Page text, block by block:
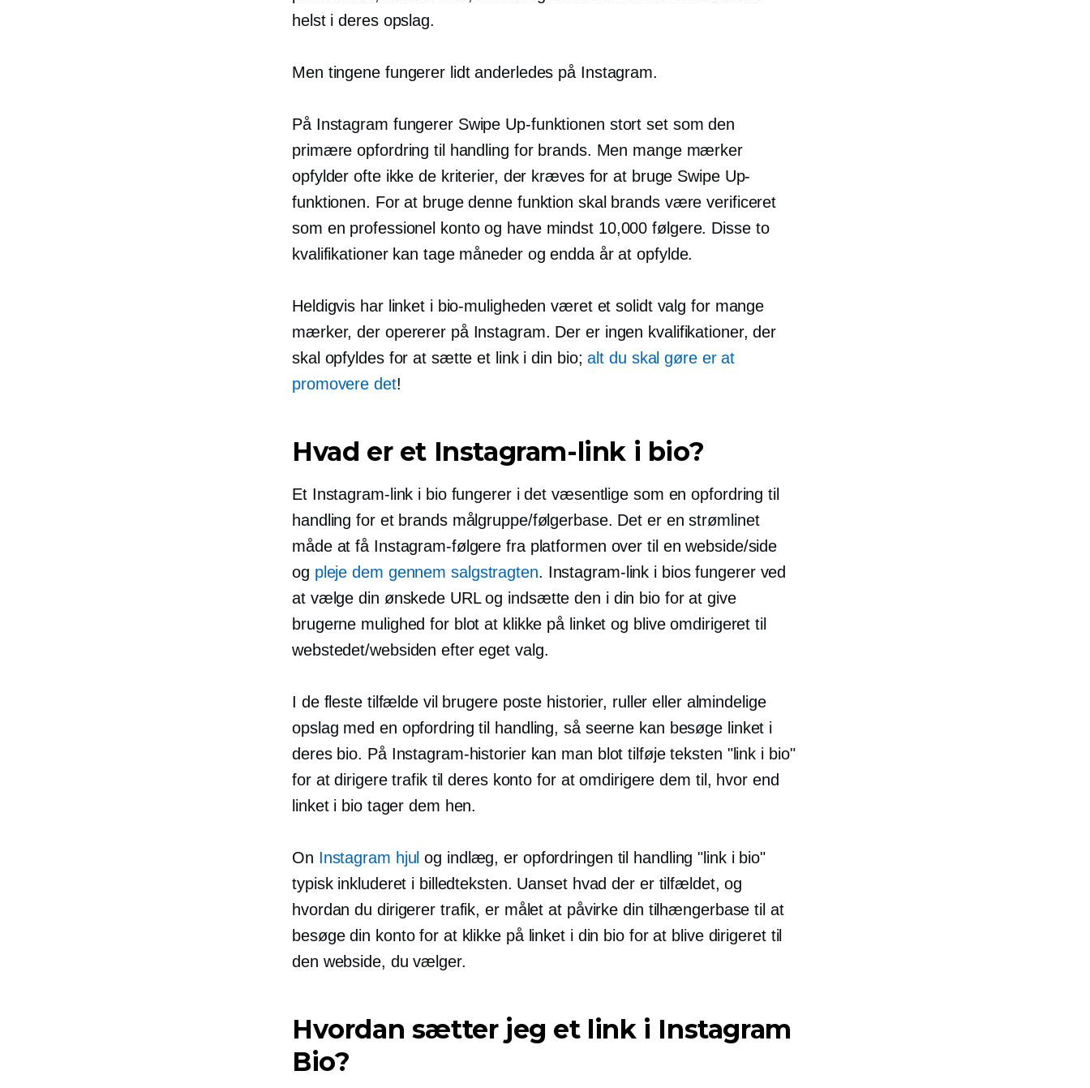
helst i deres opslag.
Men tingene fungerer lidt anderledes på Instagram.
På Instagram fungerer Swipe Up-funktionen stort set som den
primære opfordring til handling for brands. Men mange mærker
opfylder ofte ikke de kriterier, der kræves for at bruge Swipe Up-
funktionen. For at bruge denne funktion skal brands være verificeret
som en professionel konto og have mindst 10,000 følgere. Disse to
kvalifikationer kan tage måneder og endda år at opfylde.
Heldigvis har linket i bio-muligheden været et solidt valg for mange
mærker, der opererer på Instagram. Der er ingen kvalifikationer, der
skal opfyldes for at sætte et link i din bio;alt du skal gøre er at
promovere det!
Hvad er et Instagram-link i bio?
Et Instagram-link i bio fungerer i det væsentlige som en opfordring til
handling for et brands målgruppe/følgerbase. Det er en strømlinet
måde at få Instagram-følgere fra platformen over til en webside/side
og pleje dem gennem salgstragten. Instagram-link i bios fungerer ved
at vælge din ønskede URL og indsætte den i din bio for at give
brugerne mulighed for blot at klikke på linket og blive omdirigeret til
webstedet/websiden efter eget valg.
I de fleste tilfælde vil brugere poste historier, ruller eller almindelige
opslag med en opfordring til handling, så seerne kan besøge linket i
deres bio. På Instagram-historier kan man blot tilføje teksten "link i bio"
for at dirigere trafik til deres konto for at omdirigere dem til, hvor end
linket i bio tager dem hen.
On Instagram hjul og indlæg, er opfordringen til handling "link i bio"
typisk inkluderet i billedteksten. Uanset hvad der er tilfældet, og
hvordan du dirigerer trafik, er målet at påvirke din tilhængerbase til at
besøge din konto for at klikke på linket i din bio for at blive dirigeret til
den webside, du vælger.
Hvordan sætter jeg et link i Instagram
Bio?